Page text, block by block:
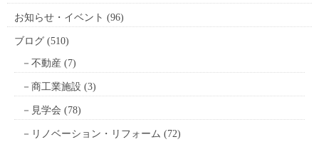
お知らせ・イベント (96)
ブログ (510)
不動産 (7)
商工業施設 (3)
見学会 (78)
リノベーション・リフォーム (72)